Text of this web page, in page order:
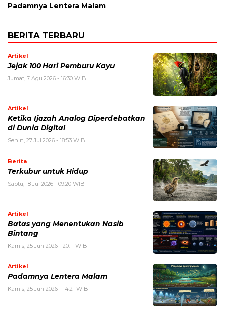
Padamnya Lentera Malam
BERITA TERBARU
Artikel
Jejak 100 Hari Pemburu Kayu
Jumat, 7 Agu 2026 - 16:30 WIB
Artikel
Ketika Ijazah Analog Diperdebatkan
di Dunia Digital
Senin, 27 Jul 2026 - 18:53 WIB
Berita
Terkubur untuk Hidup
Sabtu, 18 Jul 2026 - 09:20 WIB
Artikel
Batas yang Menentukan Nasib
Bintang
Kamis, 25 Jun 2026 - 20:11 WIB
Artikel
Padamnya Lentera Malam
Kamis, 25 Jun 2026 - 14:21 WIB